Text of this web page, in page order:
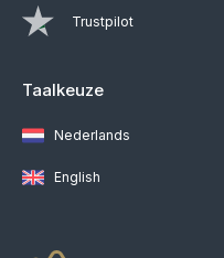
Trustpilot
Taalkeuze
Nederlands
English